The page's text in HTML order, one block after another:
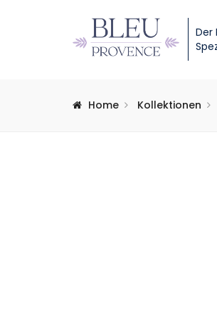
Der
Home Kollektionen